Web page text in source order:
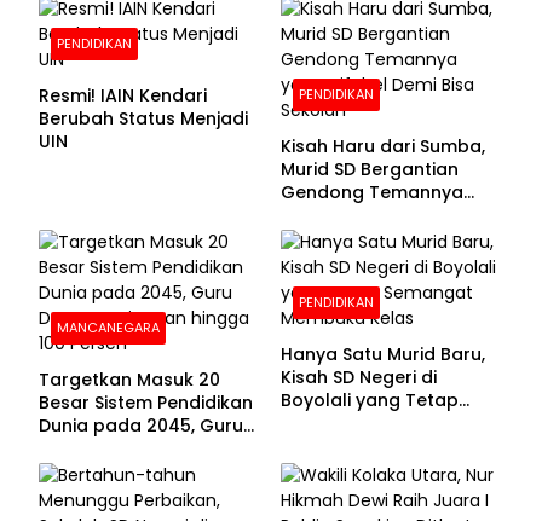
PENDIDIKAN
Resmi! IAIN Kendari
Berubah Status Menjadi
UIN
PENDIDIKAN
Kisah Haru dari Sumba,
Murid SD Bergantian
Gendong Temannya
Sekolah
MANCANEGARA
Targetkan Masuk 20
Besar Sistem Pendidikan
Dunia pada 2045, Guru
100 Persen
PENDIDIKAN
Hanya Satu Murid Baru,
Kisah SD Negeri di
Boyolali yang Tetap